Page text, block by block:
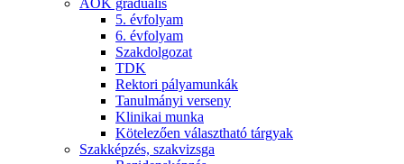
ÁOK graduális
5. évfolyam
6. évfolyam
Szakdolgozat
TDK
Rektori pályamunkák
Tanulmányi verseny
Klinikai munka
Kötelezően választható tárgyak
Szakképzés, szakvizsga